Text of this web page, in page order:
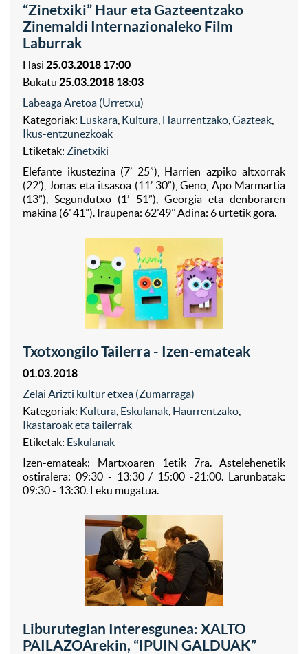
“Zinetxiki” Haur eta Gazteentzako
Zinemaldi Internazionaleko Film
Laburrak
Hasi 25.03.2018 17:00
Bukatu 25.03.2018 18:03
Labeaga Aretoa (Urretxu)
Kategoriak: Euskara Kultura Haurrentzako Gazteak
Ikus-entzunezkoak
Etiketak: Zinetxiki
Elefante ikustezina (7’ 25”), Harrien azpiko altxorrak
(22’), Jonas eta itsasoa (11’ 30”), Geno, Apo Marmartia
(13”), Segundutxo (1’ 51”), Georgia eta denboraren
makina (6’ 41”). Iraupena: 62’49’’ Adina: 6 urtetik gora.
Txotxongilo Tailerra - Izen-emateak
01.03.2018
Zelai Arizti kultur etxea (Zumarraga)
Kategoriak: Kultura Eskulanak Haurrentzako
Ikastaroak eta tailerrak
Etiketak: Eskulanak
Izen-emateak: Martxoaren 1etik 7ra. Astelehenetik
ostiralera: 09:30 - 13:30 / 15:00 -21:00. Larunbatak:
09:30 - 13:30. Leku mugatua.
Liburutegian Interesgunea: XALTO
PAILAZOArekin, “IPUIN GALDUAK”